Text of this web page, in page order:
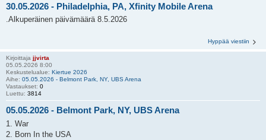
30.05.2026 - Philadelphia, PA, Xfinity Mobile Arena
.Alkuperäinen päivämäärä 8.5.2026
Hyppää viestiin
Kirjoittaja jjvirta
05.05.2026 8:00
Keskustelualue: Kiertue 2026
Aihe: 05.05.2026 - Belmont Park, NY, UBS Arena
Vastaukset: 0
Luettu: 3814
05.05.2026 - Belmont Park, NY, UBS Arena
1. War
2. Born In the USA